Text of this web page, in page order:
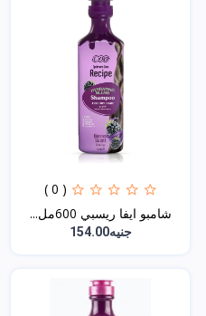
( 0 )
شامبو ايفا ريسبي 600مل...
جنيه154.00